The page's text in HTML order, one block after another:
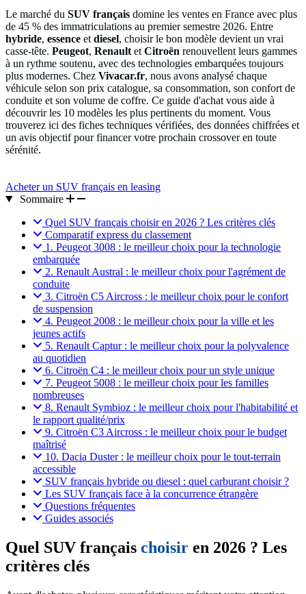
Le marché du SUV français domine les ventes en France avec plus
de 45 % des immatriculations au premier semestre 2026. Entre
hybride, essence et diesel, choisir le bon modèle devient un vrai
casse-tête. Peugeot, Renault et Citroën renouvellent leurs gammes
à un rythme soutenu, avec des technologies embarquées toujours
plus modernes. Chez Vivacar.fr, nous avons analysé chaque
véhicule selon son prix catalogue, sa consommation, son confort de
conduite et son volume de coffre. Ce guide d'achat vous aide à
découvrir les 10 modèles les plus pertinents du moment. Vous
trouverez ici des fiches techniques vérifiées, des données chiffrées et
un avis objectif pour financer votre prochain crossover en toute
sérénité.
Acheter un SUV français en leasing
Sommaire
Quel SUV français choisir en 2026 ? Les critères clés
Comparatif express du classement
1. Peugeot 3008 : le meilleur choix pour la technologie
embarquée
2. Renault Austral : le meilleur choix pour l'agrément de
conduite
3. Citroën C5 Aircross : le meilleur choix pour le confort
de suspension
4. Peugeot 2008 : le meilleur choix pour la ville et les
jeunes actifs
5. Renault Captur : le meilleur choix pour la polyvalence
au quotidien
6. Citroën C4 : le meilleur choix pour un style unique
7. Peugeot 5008 : le meilleur choix pour les familles
nombreuses
8. Renault Symbioz : le meilleur choix pour l'habitabilité et
le rapport qualité/prix
9. Citroën C3 Aircross : le meilleur choix pour le budget
maîtrisé
10. Dacia Duster : le meilleur choix pour le tout-terrain
accessible
SUV français hybride ou diesel : quel carburant choisir ?
Les SUV français face à la concurrence étrangère
Questions fréquentes
Guides associés
Quel SUV français choisir en 2026 ? Les
critères clés